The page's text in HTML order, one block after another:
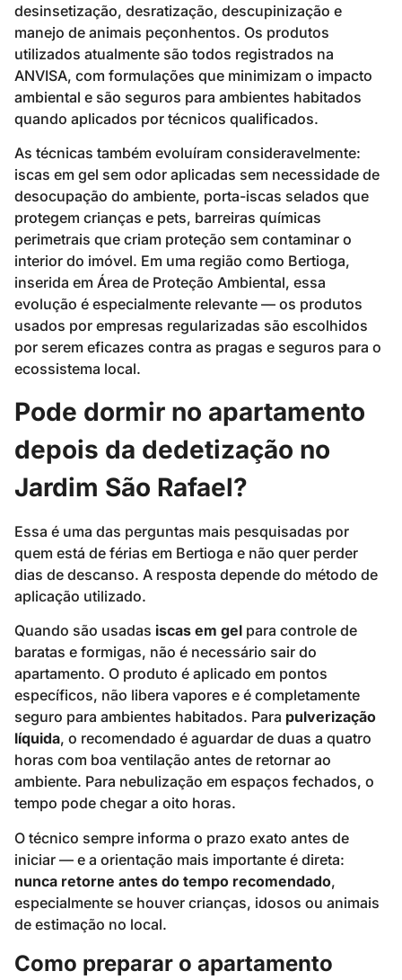
desinsetização, desratização, descupinização e
manejo de animais peçonhentos. Os produtos
utilizados atualmente são todos registrados na
ANVISA, com formulações que minimizam o impacto
ambiental e são seguros para ambientes habitados
quando aplicados por técnicos qualificados.
As técnicas também evoluíram consideravelmente:
iscas em gel sem odor aplicadas sem necessidade de
desocupação do ambiente, porta-iscas selados que
protegem crianças e pets, barreiras químicas
perimetrais que criam proteção sem contaminar o
interior do imóvel. Em uma região como Bertioga,
inserida em Área de Proteção Ambiental, essa
evolução é especialmente relevante — os produtos
usados por empresas regularizadas são escolhidos
por serem eficazes contra as pragas e seguros para o
ecossistema local.
Pode dormir no apartamento
depois da dedetização no
Jardim São Rafael?
Essa é uma das perguntas mais pesquisadas por
quem está de férias em Bertioga e não quer perder
dias de descanso. A resposta depende do método de
aplicação utilizado.
Quando são usadas iscas em gel para controle de
baratas e formigas, não é necessário sair do
apartamento. O produto é aplicado em pontos
específicos, não libera vapores e é completamente
seguro para ambientes habitados. Para pulverização
líquida, o recomendado é aguardar de duas a quatro
horas com boa ventilação antes de retornar ao
ambiente. Para nebulização em espaços fechados, o
tempo pode chegar a oito horas.
O técnico sempre informa o prazo exato antes de
iniciar — e a orientação mais importante é direta:
nunca retorne antes do tempo recomendado,
especialmente se houver crianças, idosos ou animais
de estimação no local.
Como preparar o apartamento